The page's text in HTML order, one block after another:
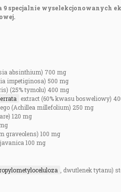
9 specjalnie wyselekcjonowanych
absinthium) 700 mg
impetiginosa) 500 mg
(25% tymolu) 400 mg
extract (60% kwasu bosweliowy)
(Achillea millefolium) 250 mg
120 mg
graveolens) 100 mg
100 mg
, dwutlenek tytanu)